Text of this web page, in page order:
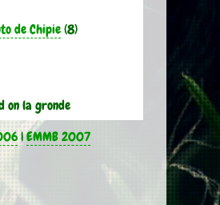
de Chipie(8)
on la gronde
|EMMB 2007